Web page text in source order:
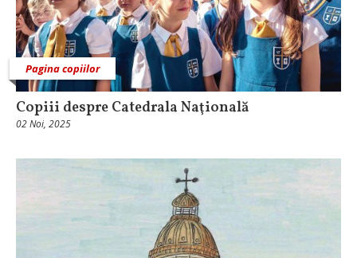
Pagina copiilor
Copiii despre Catedrala Naţională
02 Noi, 2025